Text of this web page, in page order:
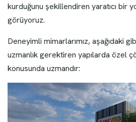
kurduğunu şekillendiren yaratıcı bir
görüyoruz.
Deneyimli mimarlarımız, aşağıdaki
uzmanlık gerektiren yapılarda özel
konusunda uzmandır: